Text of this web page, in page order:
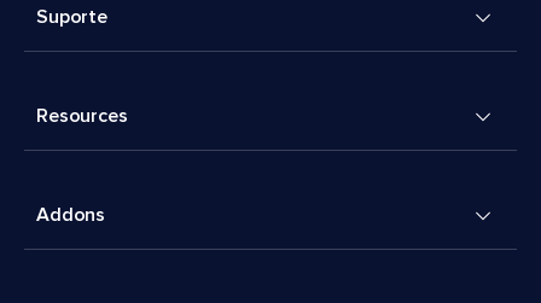
Suporte
Resources
Addons